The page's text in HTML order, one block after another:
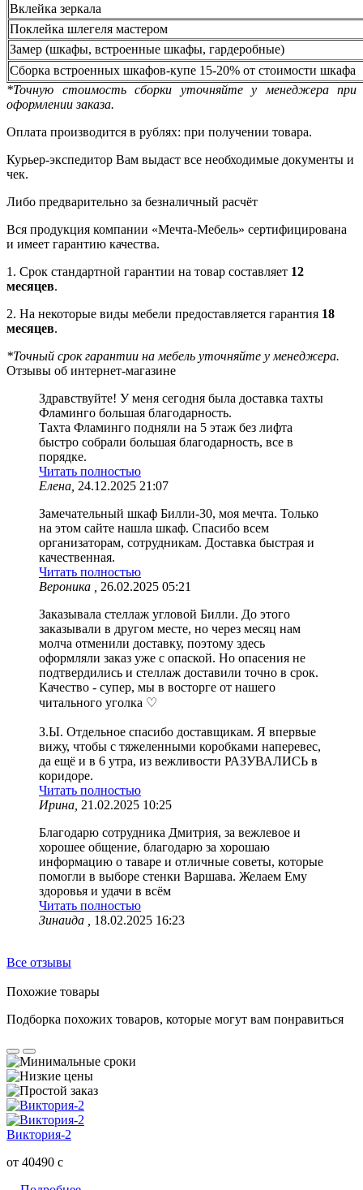
Вклейка зеркала
Поклейка шлегеля мастером
Замер (шкафы, встроенные шкафы, гардеробные)
Сборка встроенных шкафов-купе 15-20% от стоимости шкафа
*Точную стоимость сборки уточняйте у менеджера при
оформлении заказа.
Оплата производится в рублях: при получении товара.
Курьер-экспедитор Вам выдаст все необходимые документы и
чек.
Либо предварительно за безналичный расчёт
Вся продукция компании «Мечта-Мебель» сертифицирована
и имеет гарантию качества.
1. Срок стандартной гарантии на товар составляет 12
месяцев.
2. На некоторые виды мебели предоставляется гарантия 18
месяцев.
*Точный срок гарантии на мебель уточняйте у менеджера.
Отзывы об интернет-магазине
Здравствуйте! У меня сегодня была доставка тахты
Фламинго большая благодарность.
Тахта Фламинго подняли на 5 этаж без лифта
быстро собрали большая благодарность, все в
порядке.
Читать полностью
Елена, 24.12.2025 21:07
Замечательный шкаф Билли-30, моя мечта. Только
на этом сайте нашла шкаф. Спасибо всем
организаторам, сотрудникам. Доставка быстрая и
качественная.
Читать полностью
Вероника ,
26.02.2025 05:21
Заказывала стеллаж угловой Билли. До этого
заказывали в другом месте, но через месяц нам
молча отменили доставку, поэтому здесь
оформляли заказ уже с опаской. Но опасения не
подтвердились и стеллаж доставили точно в срок.
Качество - супер, мы в восторге от нашего
читального уголка ♡
З.Ы. Отдельное спасибо доставщикам. Я впервые
вижу, чтобы с тяжеленными коробками наперевес,
да ещё и в 6 утра, из вежливости РАЗУВАЛИСЬ в
коридоре.
Читать полностью
Ирина, 21.02.2025 10:25
Благодарю сотрудника Дмитрия, за вежлевое и
хорошее общение, благодарю за хорошаю
информацию о таваре и отличные советы, которые
помогли в выборе стенки Варшава. Желаем Ему
здоровья и удачи в всём
Читать полностью
Зинаида ,
18.02.2025 16:23
Все отзывы
Похожие товары
Подборка похожих товаров, которые могут вам понравиться
Виктория-2
от 40490 c